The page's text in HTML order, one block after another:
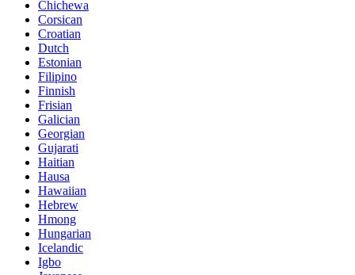
Chichewa
Corsican
Croatian
Dutch
Estonian
Filipino
Finnish
Frisian
Galician
Georgian
Gujarati
Haitian
Hausa
Hawaiian
Hebrew
Hmong
Hungarian
Icelandic
Igbo